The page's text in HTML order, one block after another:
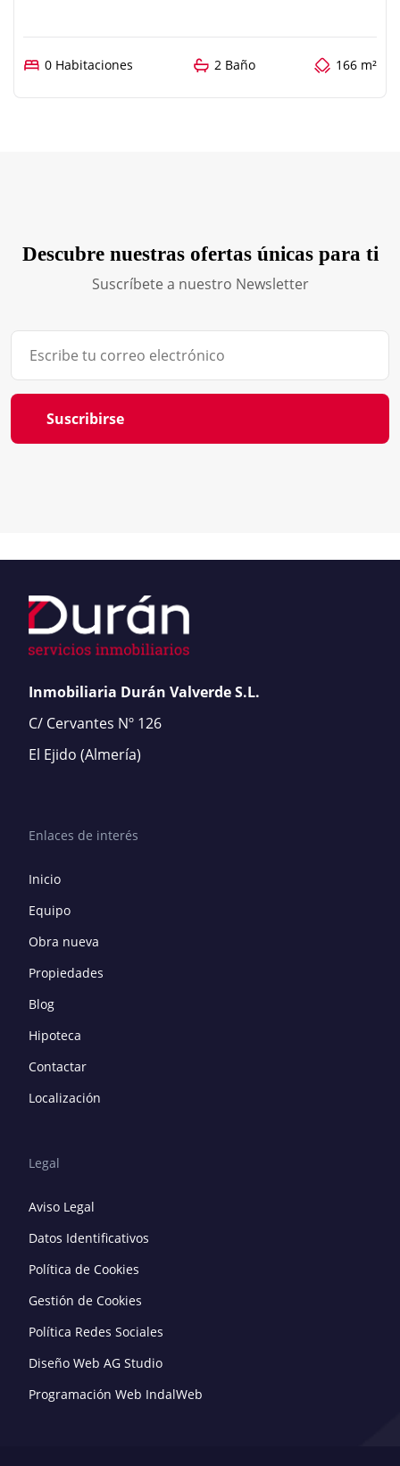
0 Habitaciones 2 Baño 166 m²
Descubre nuestras ofertas únicas para ti
Suscríbete a nuestro Newsletter
Suscribirse
Inmobiliaria Durán Valverde S.L.
C/ Cervantes Nº 126
El Ejido (Almería)
Enlaces de interés
Inicio
Equipo
Obra nueva
Propiedades
Blog
Hipoteca
Contactar
Localización
Legal
Aviso Legal
Datos Identificativos
Política de Cookies
Gestión de Cookies
Política Redes Sociales
Diseño Web AG Studio
Programación Web IndalWeb